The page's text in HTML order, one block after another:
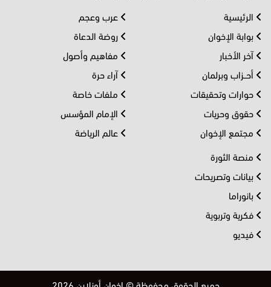
الرئيسية
بوابة الإخوان
آخر الأخبار
أحــزاب وبرلمان
حوارات وتحقيقات
حقوق وحريات
مجتمع الإخوان
عرب وعجم
روضة الدعاة
مفاهيم وأصول
آراء حرة
ملفات خاصة
الإمام المؤسس
عالم الرياضة
منصة الثورة
بيانات وتصريحات
بانوراما
فكرية وتربوية
فيديو